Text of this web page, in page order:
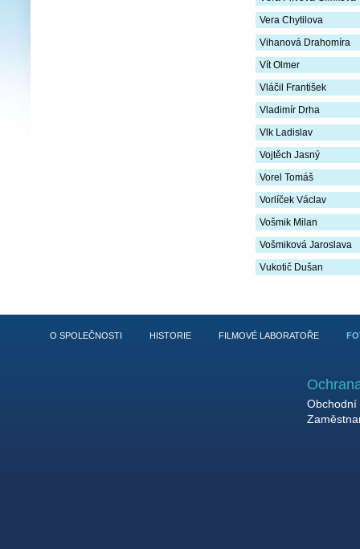
Vera Chytilova
Vihanová Drahomíra
Vít Olmer
Vláčil František
Vladimír Drha
Vlk Ladislav
Vojtěch Jasný
Vorel Tomáš
Vorlíček Václav
Vošmik Milan
Vošmiková Jaroslava
Vukotič Dušan
O SPOLEČNOSTI HISTORIE FILMOVÉ LABORATOŘE
Obchodní